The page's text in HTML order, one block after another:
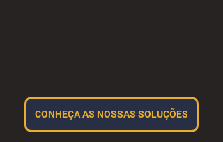
CONHEÇA AS NOSSAS SOLUÇÕES